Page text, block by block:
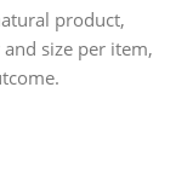
product,
size per item,